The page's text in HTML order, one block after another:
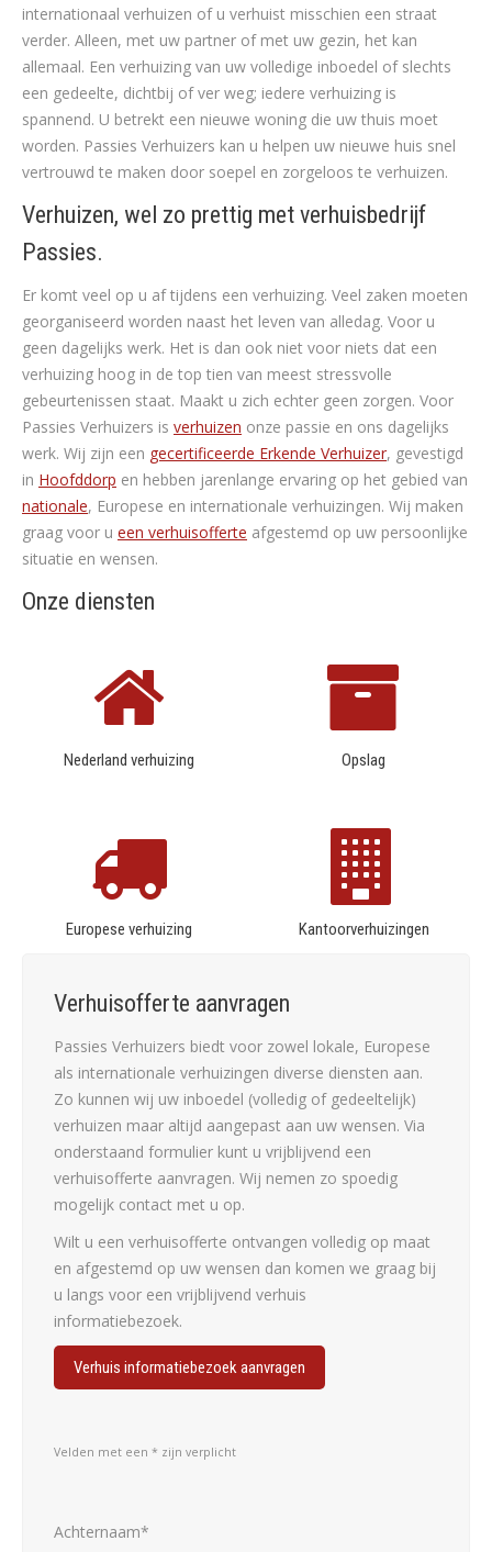
internationaal verhuizen of u verhuist misschien een straat
verder. Alleen, met uw partner of met uw gezin, het kan
allemaal. Een verhuizing van uw volledige inboedel of slechts
een gedeelte, dichtbij of ver weg; iedere verhuizing is
spannend. U betrekt een nieuwe woning die uw thuis moet
worden. Passies Verhuizers kan u helpen uw nieuwe huis snel
vertrouwd te maken door soepel en zorgeloos te verhuizen.
Verhuizen, wel zo prettig met verhuisbedrijf
Passies.
Er komt veel op u af tijdens een verhuizing. Veel zaken moeten
georganiseerd worden naast het leven van alledag. Voor u
geen dagelijks werk. Het is dan ook niet voor niets dat een
verhuizing hoog in de top tien van meest stressvolle
gebeurtenissen staat. Maakt u zich echter geen zorgen. Voor
Passies Verhuizers is verhuizen onze passie en ons dagelijks
werk. Wij zijn een gecertificeerde Erkende Verhuizer, gevestigd
in Hoofddorp en hebben jarenlange ervaring op het gebied van
nationale, Europese en internationale verhuizingen. Wij maken
graag voor u een verhuisofferte afgestemd op uw persoonlijke
situatie en wensen.
Onze diensten
Nederland verhuizing Opslag
Europese verhuizing Kantoorverhuizingen
Verhuisofferte aanvragen
Passies Verhuizers biedt voor zowel lokale, Europese
als internationale verhuizingen diverse diensten aan.
Zo kunnen wij uw inboedel (volledig of gedeeltelijk)
verhuizen maar altijd aangepast aan uw wensen. Via
onderstaand formulier kunt u vrijblijvend een
verhuisofferte aanvragen. Wij nemen zo spoedig
mogelijk contact met u op.
Wilt u een verhuisofferte ontvangen volledig op maat
en afgestemd op uw wensen dan komen we graag bij
u langs voor een vrijblijvend verhuis
informatiebezoek.
Verhuis informatiebezoek aanvragen
Velden met een * zijn verplicht
Achternaam*